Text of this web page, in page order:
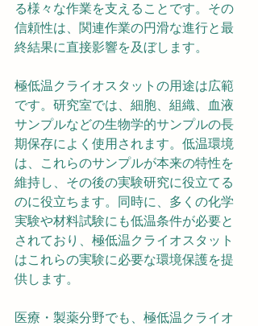
る様々な作業を支えることです。その
信頼性は、関連作業の円滑な進行と最
終結果に直接影響を及ぼします。
極低温クライオスタットの用途は広範
です。研究室では、細胞、組織、血液
サンプルなどの生物学的サンプルの長
期保存によく使用されます。低温環境
は、これらのサンプルが本来の特性を
維持し、その後の実験研究に役立てる
のに役立ちます。同時に、多くの化学
実験や材料試験にも低温条件が必要と
されており、極低温クライオスタット
はこれらの実験に必要な環境保護を提
供します。
医療・製薬分野でも、極低温クライオ